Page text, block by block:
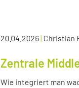
20.04.2026| Christian
Zentrale
Wie integriert man